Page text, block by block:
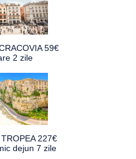
59€
2 zile
227€
dejun 7 zile